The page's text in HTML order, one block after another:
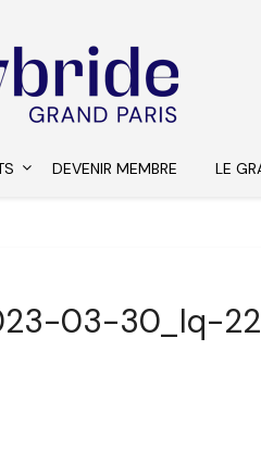
DEVENIR MEMBRE LE
03-30_lq-